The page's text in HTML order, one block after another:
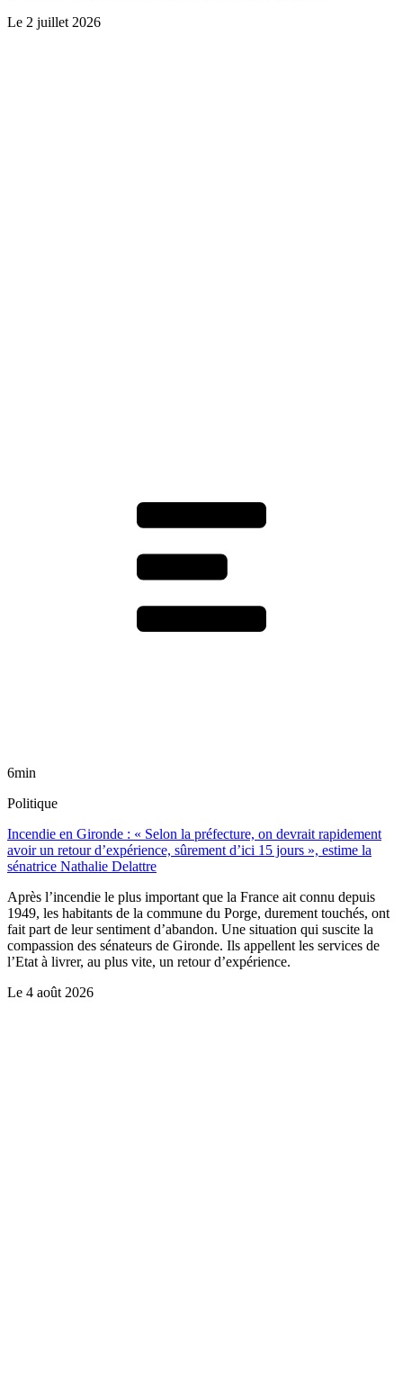
Le 2 juillet 2026
6min
Politique
Incendie en Gironde : « Selon la préfecture, on devrait rapidement
avoir un retour d’expérience, sûrement d’ici 15 jours », estime la
sénatrice Nathalie Delattre
Après l’incendie le plus important que la France ait connu depuis
1949, les habitants de la commune du Porge, durement touchés, ont
fait part de leur sentiment d’abandon. Une situation qui suscite la
compassion des sénateurs de Gironde. Ils appellent les services de
l’Etat à livrer, au plus vite, un retour d’expérience.
Le 4 août 2026